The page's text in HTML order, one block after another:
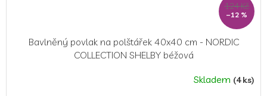
124 Kč
–12 %
Bavlněný povlak na polštářek 40x40 cm - NORDIC
COLLECTION SHELBY béžová
Skladem (4 ks)